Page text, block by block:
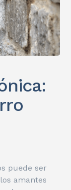
puede ser
amantes